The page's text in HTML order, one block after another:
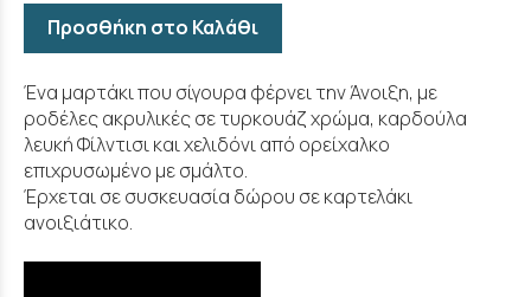
Προσθήκη στο Καλάθι
Ένα μαρτάκι που σίγουρα φέρνει την Άνοιξη, με
ροδέλες ακρυλικές σε τυρκουάζ χρώμα, καρδούλα
λευκή Φίλντισι και χελιδόνι από ορείχαλκο
επιχρυσωμένο με σμάλτο.
Έρχεται σε συσκευασία δώρου σε καρτελάκι
ανοιξιάτικο.